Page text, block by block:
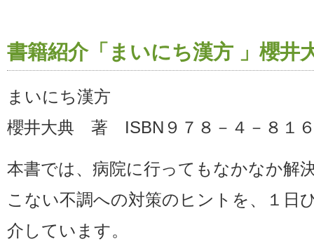
書籍紹介「まいにち漢方 」櫻
まいにち漢方
櫻井大典 著 ISBN９７８－４－８１
本書では、病院に行ってもなかなか解
こない不調への対策のヒントを、１日
介しています。